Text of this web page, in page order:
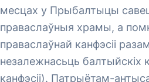
месцах у Прыбалтыцы
праваслаўныя храмы, а
праваслаўнай канфэсіі
незалежнасьць балтыйскіх
канфэсіі). Патрыётам-